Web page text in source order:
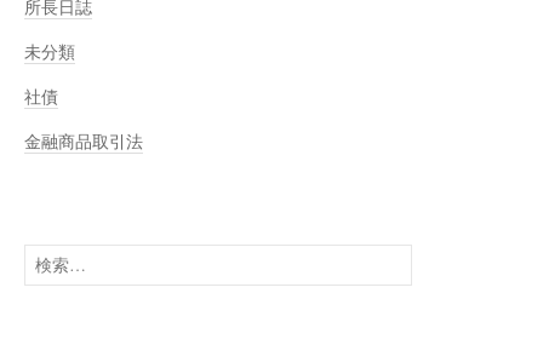
所長日誌
未分類
社債
金融商品取引法
検
索: